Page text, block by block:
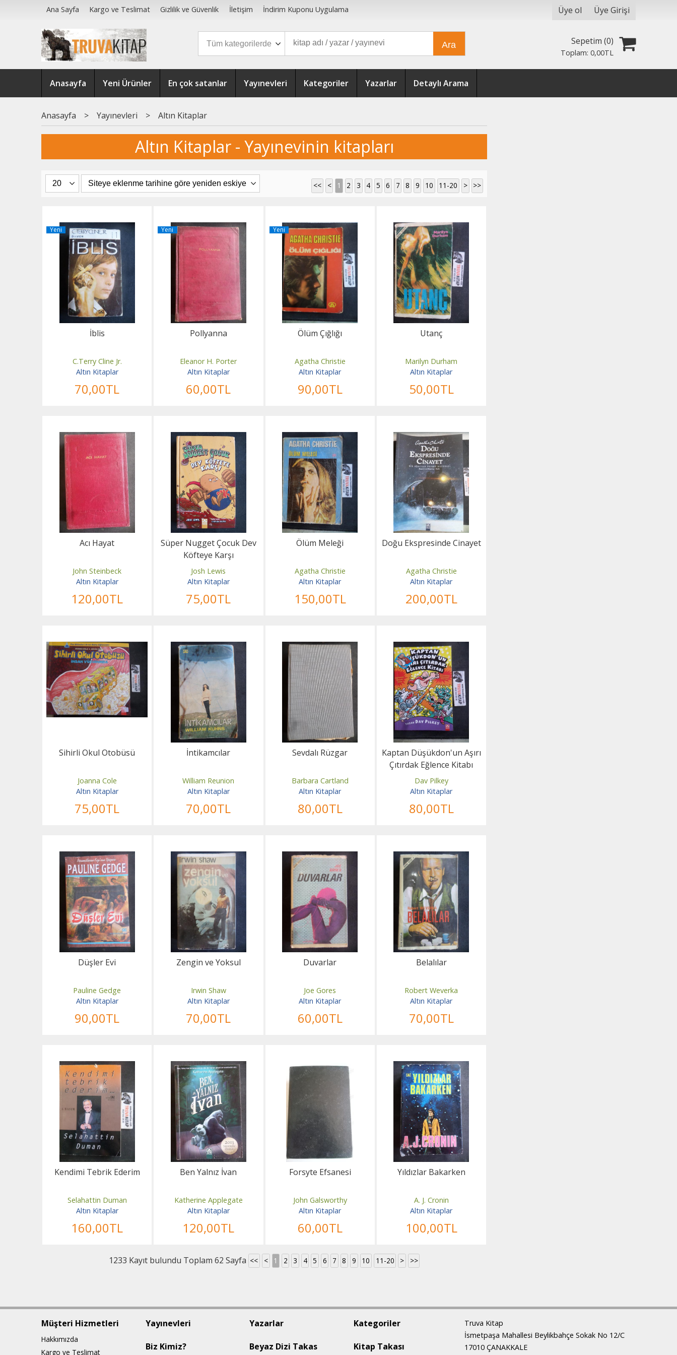
Ana Sayfa Kargo ve Teslimat Gizlilik ve Güvenlik İletişim İndirim Kuponu Uygulama Üye ol Üye Girişi
Ara Sepetim (0)
Toplam:0,00TL
Anasayfa Yeni Ürünler En çok satanlar Yayınevleri Kategoriler Yazarlar Detaylı Arama
Anasayfa > Yayınevleri > Altın Kitaplar
Altın Kitaplar - Yayınevinin kitapları
<< < 1 2 3 4 5 6 7 8 9 10 11-20 > >>
Yeni
İblis
C.Terry Cline Jr.
Altın Kitaplar
70,00TL
Yeni
Pollyanna
Eleanor H. Porter
Altın Kitaplar
60,00TL
Yeni
Ölüm Çığlığı
Agatha Christie
Altın Kitaplar
90,00TL
Utanç
Marilyn Durham
Altın Kitaplar
50,00TL
Acı Hayat
John Steinbeck
Altın Kitaplar
120,00TL
Süper Nugget Çocuk Dev
Köfteye Karşı
Josh Lewis
Altın Kitaplar
75,00TL
Ölüm Meleği
Agatha Christie
Altın Kitaplar
150,00TL
Doğu Ekspresinde Cinayet
Agatha Christie
Altın Kitaplar
200,00TL
Sihirli Okul Otobüsü
Joanna Cole
Altın Kitaplar
75,00TL
İntikamcılar
William Reunion
Altın Kitaplar
70,00TL
Sevdalı Rüzgar
Barbara Cartland
Altın Kitaplar
80,00TL
Kaptan Düşükdon'un Aşırı
Çıtırdak Eğlence Kitabı
Dav Pilkey
Altın Kitaplar
80,00TL
Düşler Evi
Pauline Gedge
Altın Kitaplar
90,00TL
Zengin ve Yoksul
Irwin Shaw
Altın Kitaplar
70,00TL
Duvarlar
Joe Gores
Altın Kitaplar
60,00TL
Belalılar
Robert Weverka
Altın Kitaplar
70,00TL
Kendimi Tebrik Ederim
Selahattin Duman
Altın Kitaplar
160,00TL
Ben Yalnız İvan
Katherine Applegate
Altın Kitaplar
120,00TL
Forsyte Efsanesi
John Galsworthy
Altın Kitaplar
60,00TL
Yıldızlar Bakarken
A. J. Cronin
Altın Kitaplar
100,00TL
1233 Kayıt bulundu Toplam 62 Sayfa << < 1 2 3 4 5 6 7 8 9 10 11-20 > >>
Müşteri Hizmetleri
Hakkımızda
Kargo ve Teslimat
Yayınevleri Yazarlar Kategoriler
Biz Kimiz? Beyaz Dizi Takas Kitap Takası
Truva Kitap
İsmetpaşa Mahallesi Beylikbahçe Sokak No 12/C
17010 ÇANAKKALE